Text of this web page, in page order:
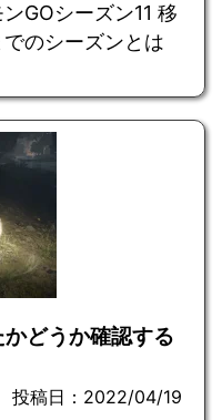
GOシーズン11 移
のシーズンとは
どうか確認する
投稿日：2022/04/19